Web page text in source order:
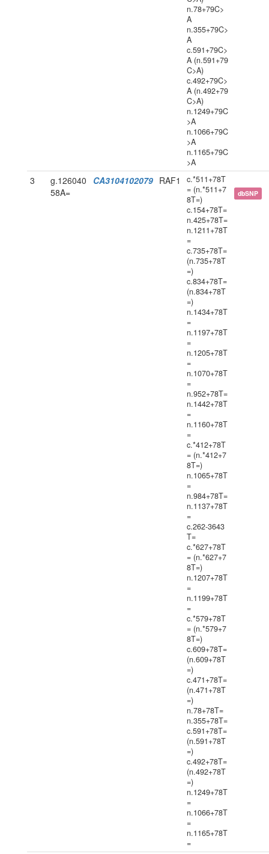
n.78+79C>
A
n.355+79C>
A
c.591+79C>
A (n.591+79
C>A)
c.492+79C>
A (n.492+79
C>A)
n.1249+79C
>A
n.1066+79C
>A
n.1165+79C
>A
3
g.126040
58A=
CA3104102079 RAF1
c.*511+78T
= (n.*511+7
8T=)
c.154+78T=
n.425+78T=
n.1211+78T
=
c.735+78T=
(n.735+78T
=)
c.834+78T=
(n.834+78T
=)
n.1434+78T
=
n.1197+78T
=
n.1205+78T
=
n.1070+78T
=
n.952+78T=
n.1442+78T
=
n.1160+78T
=
c.*412+78T
= (n.*412+7
8T=)
n.1065+78T
=
n.984+78T=
n.1137+78T
=
c.262-3643
T=
c.*627+78T
= (n.*627+7
8T=)
n.1207+78T
=
n.1199+78T
=
c.*579+78T
= (n.*579+7
8T=)
c.609+78T=
(n.609+78T
=)
c.471+78T=
(n.471+78T
=)
n.78+78T=
n.355+78T=
c.591+78T=
(n.591+78T
=)
c.492+78T=
(n.492+78T
=)
n.1249+78T
=
n.1066+78T
=
n.1165+78T
=
dbSNP